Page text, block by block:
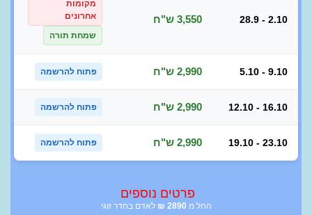
28.9 - 2.10 3,550 ש"ח
מקומות
אחרונים
שמחת תורה
5.10 - 9.10 2,990 ש"ח פתוח להרשמה
12.10 - 16.10 2,990 ש"ח פתוח להרשמה
19.10 - 23.10 2,990 ש"ח פתוח להרשמה
פרטים נוספים
החל מ 2890
₪ לאדם בחדר זוגי